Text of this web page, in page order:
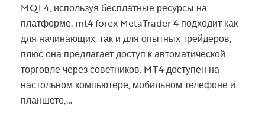
MQL4, используя бесплатные ресурсы на
платформе. mt4 forex MetaTrader 4 подходит как
для начинающих, так и для опытных трейдеров,
плюс она предлагает доступ к автоматической
торговле через советников. MT4 доступен на
настольном компьютере, мобильном телефоне и
планшете,…